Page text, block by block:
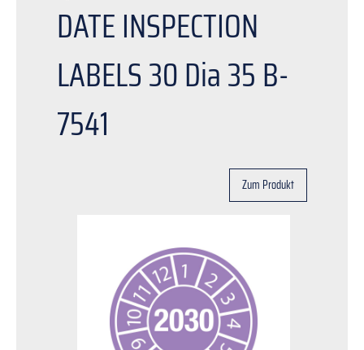
DATE INSPECTION
LABELS 30 Dia 35 B-
7541
Zum Produkt